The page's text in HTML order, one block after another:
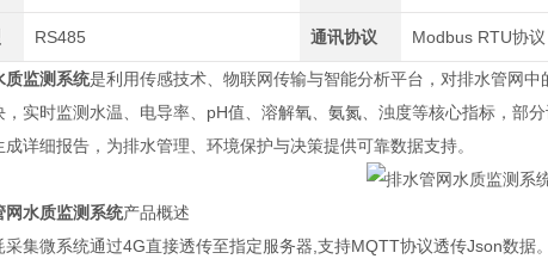
RS485 通讯协议 Modbus RTU协议
质监测系统是利用传感技术、物联网传输与智能分析平台，对排水管网
，实时监测水温、电导率、pH值、溶解氧、氨氮、浊度等核心指标，部
详细报告，为排水管理、环境保护与决策提供可靠数据支持。
网水质监测系统产品概述
采集微系统通过4G直接透传至指定服务器,支持MQTT协议透传Json数据。